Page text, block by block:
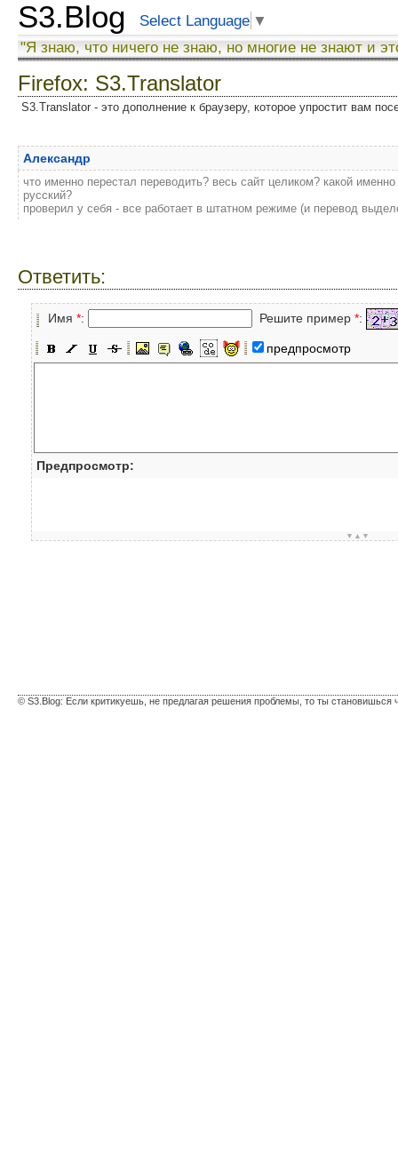
S3.Blog Select Language ▼
"Я знаю, что ничего не знаю, но многие не знают и
Firefox: S3.Translator
S3.Translator - это дополнение к браузеру, которое упростит вам
Александр
что именно перестал переводить? весь сайт целиком? какой
русский?
проверил у себя - все работает в штатном режиме (и перевод
Ответить:
Имя *: Решите пример *:
предпросмотр
Предпросмотр:
▼▲▼
© S3.Blog: Если критикуешь, не предлагая решения проблемы, то ты становишься